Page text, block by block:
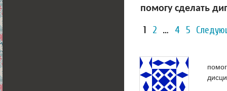
помогу сделать
1 2 … 4 5